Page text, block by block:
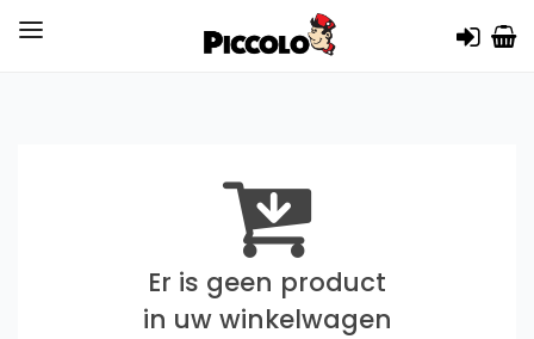
Er is geen product
in uw winkelwagen